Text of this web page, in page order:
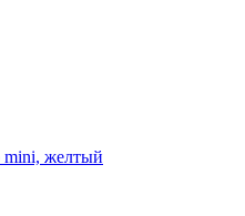
mini, желтый